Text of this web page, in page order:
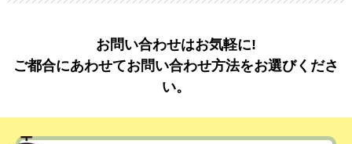
お問い合わせはお気軽に!
ご都合にあわせてお問い合わせ方法をお選びくださ
い。